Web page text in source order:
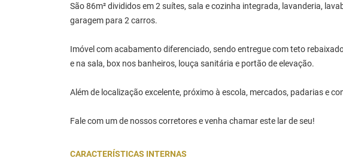
São 86m² divididos em 2 suítes, sala e cozinha integrada, lavanderia,
garagem para 2 carros.
Imóvel com acabamento diferenciado, sendo entregue com teto
e na sala, box nos banheiros, louça sanitária e portão de elevação.
Além de localização excelente, próximo à escola, mercados, padarias e
Fale com um de nossos corretores e venha chamar este lar de seu!
CARACTERÍSTICAS INTERNAS